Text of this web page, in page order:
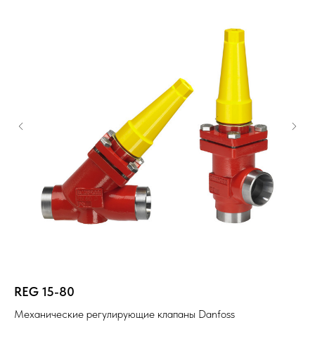
REG 15-80
Механические регулирующие клапаны Danfoss